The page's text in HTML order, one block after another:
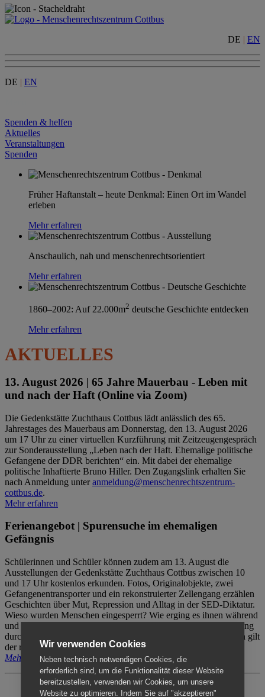
DE | EN
DE | EN
Spenden & helfen
Aktuelles
Veranstaltungen
Spenden
Früher Haftanstalt – heute Denkmal: Einen Ort im Wandel
erleben
Mehr erfahren
Anschaulich, nah und menschenrechtsorientiert
Mehr erfahren
1860–2002: Auf 22.000m2 deutsche Geschichte entdecken
Mehr erfahren
AKTUELLES
13. August 2026 | 65 Jahre Mauerbau - Leben mit
und nach der Haft (Online via Zoom)
Die Gedenkstätte Zuchthaus Cottbus lädt anlässlich des 65.
Jahrestages des Mauerbaus am Donnerstag, den 13. August 2026
um 17 Uhr zu einer virtuellen Kurzführung mit Zeitzeugengespräch
zur Sonderausstellung „Leben nach der Haft. Ehemalige politische
Gefangene der DDR berichten“ ein. Mit dabei der ehemalige
politische Inhaftierte Bruno Hiller. Den Zugangslink erhalten Sie
nach Anmeldung unteranmeldung@menschenrechtszentrum-
cottbus.de.
Mehr erfahren
Ferienangebot | Spurensuche im ehemaligen
Gefängnis
Schülerinnen und Schüler können zudem am 13. August die
Ausstellungen der Gedenkstätte Zuchthaus Cottbus zwischen 10
und 17 Uhr kostenlos erkunden. Fotos, Originalobjekte, zwei
Gefangenentransporter und ein rekonstruierter Zellengang erzählen
Geschichten über Mut, Repression und Alltag in der SED-Diktatur.
Wieso wurden Menschen eingesperrt? Wie erging es ihnen während
und nach der Haft? Der Besuch erfolgt individuell ohne Betreuung
durch das Menschenrechtszentrum Cottbus. Für Begleitpersonen gilt
der reguläre Eintritt (8€ / ermäßigt 5€).
Mehr erfahren
Wir verwenden Cookies
Neben technisch notwendigen Cookies, die
erforderlich sind, um die Funktionalität dieser Website
bereitzustellen, verwenden wir Cookies, um unsere
Website zu optimieren. Indem Sie auf "akzeptieren"